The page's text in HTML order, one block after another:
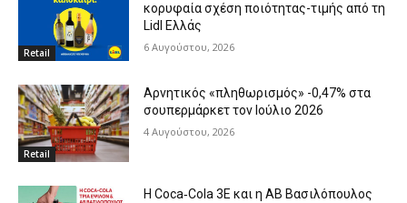
Retail
κορυφαία σχέση ποιότητας-τιμής από τη
Lidl Ελλάς
6 Αυγούστου, 2026
Retail
Αρνητικός «πληθωρισμός» -0,47% στα
σουπερμάρκετ τον Ιούλιο 2026
4 Αυγούστου, 2026
Η Coca‑Cola 3E και η ΑΒ Βασιλόπουλος